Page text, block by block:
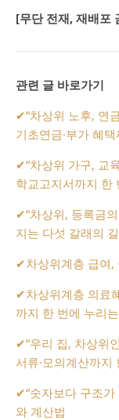
[무단 전재, 재배포
관련 글 바로가기
✔“차상위 노후, 연
기초연금·부가 혜
✔“차상위 가구, 교
학교고지서까지 한
✔“차상위, 등록금
지는 다섯 갈래의 길
✔차상위계층 급여,
✔차상위계층 의료
까지 한 번에 누리
✔“우리 집, 차상위
서류·모의계산까지
✔“숫자보다 구조가
와 계산법